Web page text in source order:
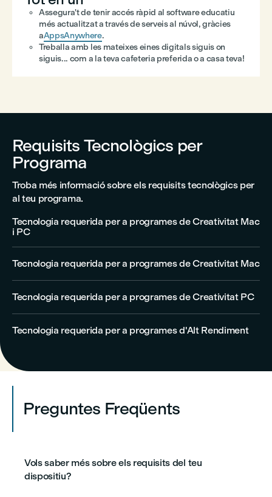
Assegura't de tenir accés ràpid al software educatiu
més actualitzat a través de serveis al núvol, gràcies
aAppsAnywhere.
Treballa amb les mateixes eines digitals siguis on
siguis... com a la teva cafeteria preferida o a casa teva!
Requisits Tecnològics per
Programa
Troba més informació sobre els requisits tecnològics per
al teu programa.
Tecnologia requerida per a programes de Creativitat Mac
i PC
Tecnologia requerida per a programes de Creativitat Mac
Tecnologia requerida per a programes de Creativitat PC
Tecnologia requerida per a programes d'Alt Rendiment
Preguntes Freqüents
Vols saber més sobre els requisits del teu
dispositiu?